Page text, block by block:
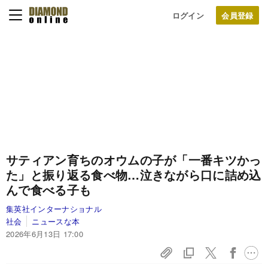
ログイン
サティアン育ちのオウムの子が「一番キツかっ
た」と振り返る食べ物…泣きながら口に詰め込
んで食べる子も
集英社インターナショナル
社会
ニュースな本
2026年6月13日 17:00